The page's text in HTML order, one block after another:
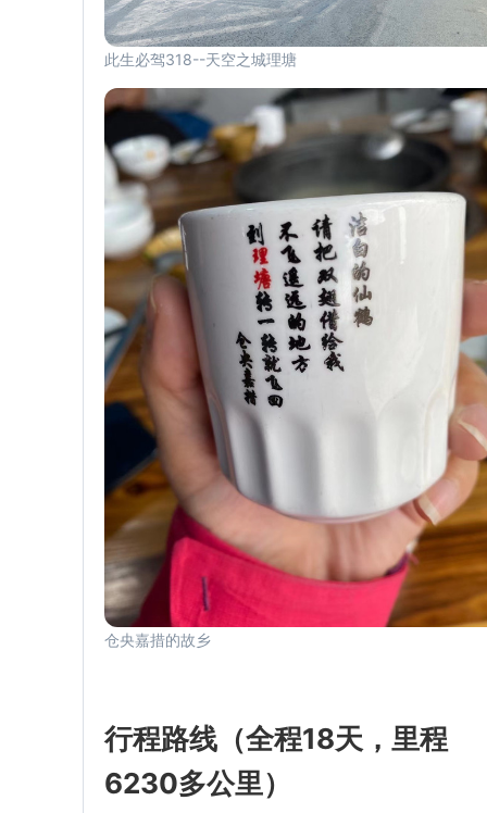
此生必驾318--天空之城理塘
仓央嘉措的故乡
行程路线（全程18天，里程
6230多公里）